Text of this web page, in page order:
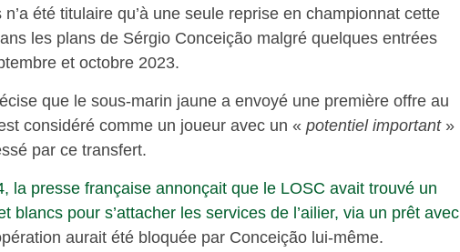
été titulaire qu’à une seule reprise en championnat cette
les plans de Sérgio Conceição malgré quelques entrées
et octobre 2023.
que le sous-marin jaune a envoyé une première offre au
considéré comme un joueur avec un « potentiel important»
par ce transfert.
la presse française annonçait que le LOSC avait trouvé un
blancs pour s’attacher les services de l’ailier, via un prêt avec
aurait été bloquée par Conceição lui-même.